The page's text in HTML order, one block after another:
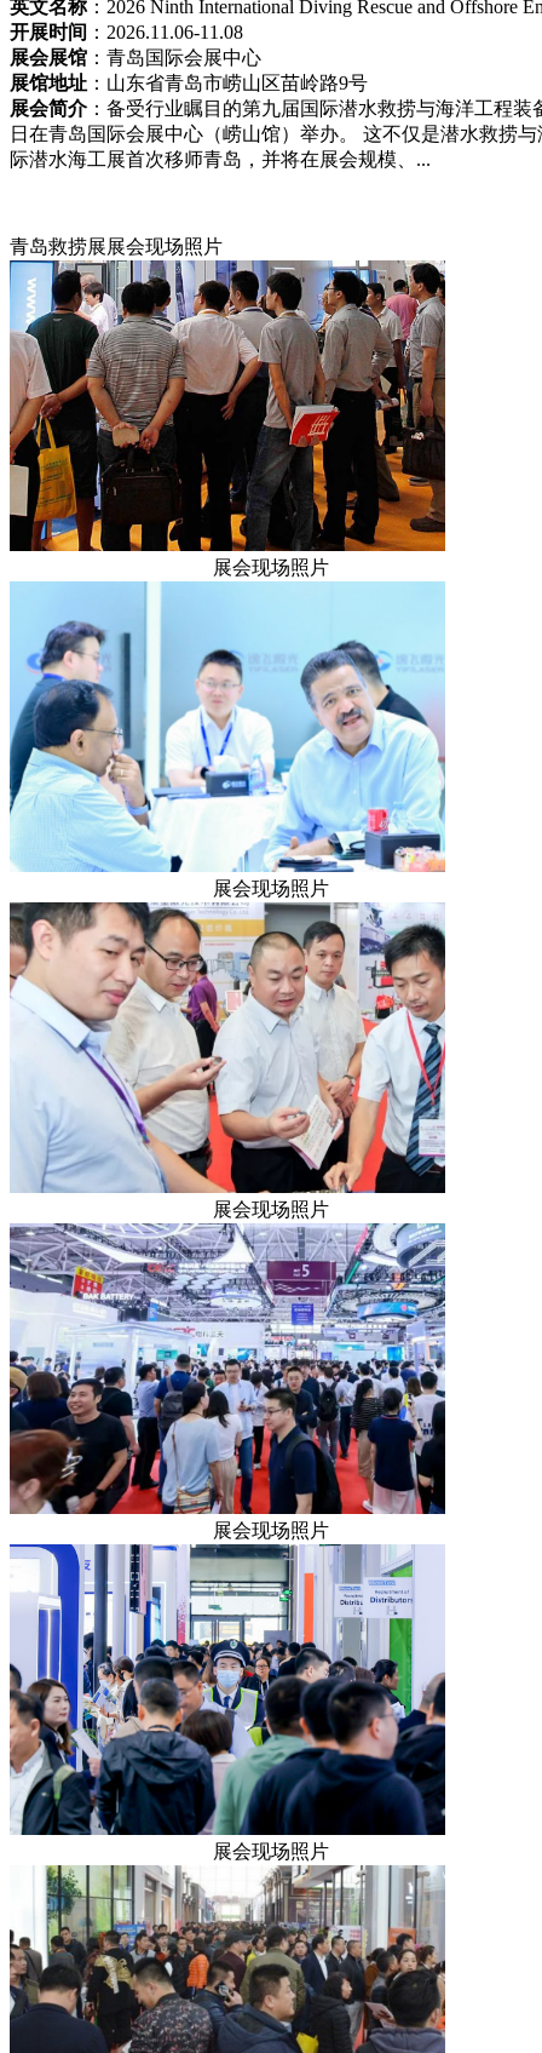
英文名称：2026 Ninth International Diving Rescue and Offshore
开展时间 ：2026.11.06-11.08
展会展馆 ：青岛国际会展中心
展馆地址 ：山东省青岛市崂山区苗岭路9号
展会简介：备受行业瞩目的第九届国际潜水救捞与海洋工程装
日在青岛国际会展中心（崂山馆）举办。 这不仅是潜水救捞
际潜水海工展首次移师青岛，并将在展会规模、...
青岛救捞展展会现场照片
展会现场照片
展会现场照片
展会现场照片
展会现场照片
展会现场照片